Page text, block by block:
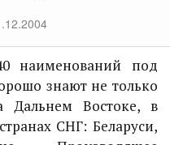
под
знают не только
Дальнем Востоке, в
СНГ: Беларуси,